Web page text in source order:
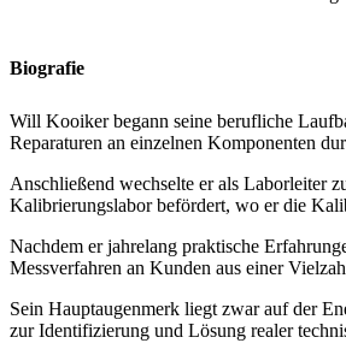
Biografie
Will Kooiker begann seine berufliche
Reparaturen an einzelnen Komponenten
Anschließend wechselte er als Laborleiter
Kalibrierungslabor befördert, wo er die
Nachdem er jahrelang praktische
Messverfahren an Kunden aus einer
Sein Hauptaugenmerk liegt zwar auf der
zur Identifizierung und Lösung realer